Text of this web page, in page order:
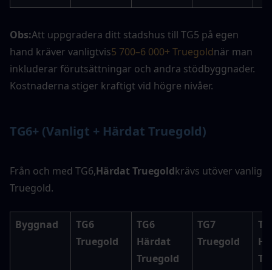
Obs:Att uppgradera ditt stadshus till TG5 på egen
hand kräver vanligtvis5 700–6 000+ Truegoldnär man
inkluderar förutsättningar och andra stödbyggnader.
Kostnaderna stiger kraftigt vid högre nivåer.
TG6+ (Vanligt + Härdat Truegold)
Från och med TG6,Härdat Truegoldkrävs utöver vanlig
Truegold.
Byggnad
TG6
Truegold
TG6
Härdat
Truegold
TG7
Truegold